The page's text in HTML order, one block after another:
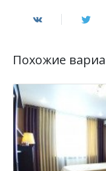
Похожие